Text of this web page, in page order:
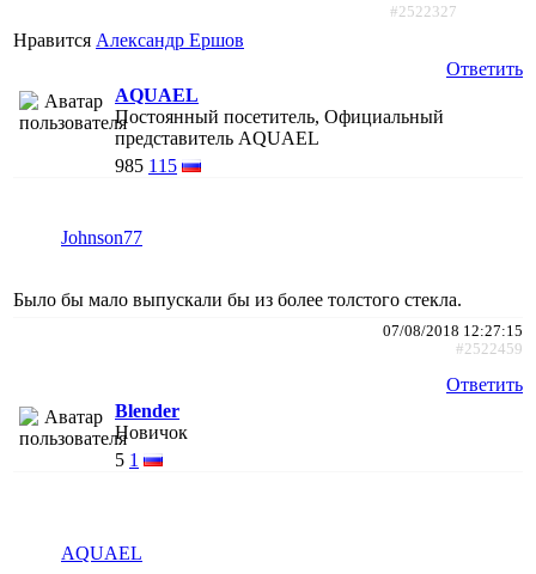
#2522327
Нравится Александр Ершов
Ответить
AQUAEL
Постоянный посетитель, Официальный
представитель AQUAEL
985 115
Johnson77
Было бы мало выпускали бы из более толстого стекла.
07/08/2018 12:27:15
#2522459
Ответить
Blender
Новичок
5 1
AQUAEL